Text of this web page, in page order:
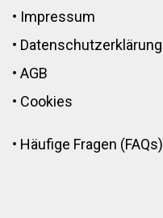
• Impressum
• Datenschutzerklärung
• AGB
• Cookies
• Häufige Fragen (FAQs)